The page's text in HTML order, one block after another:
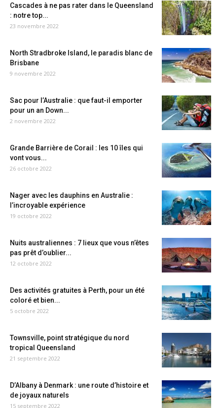
Cascades à ne pas rater dans le Queensland
: notre top...
23 novembre 2022
North Stradbroke Island, le paradis blanc de
Brisbane
9 novembre 2022
Sac pour l’Australie : que faut-il emporter
pour un an Down...
2 novembre 2022
Grande Barrière de Corail : les 10 îles qui
vont vous...
26 octobre 2022
Nager avec les dauphins en Australie :
l’incroyable expérience
19 octobre 2022
Nuits australiennes : 7 lieux que vous n’êtes
pas prêt d’oublier...
12 octobre 2022
Des activités gratuites à Perth, pour un été
coloré et bien...
5 octobre 2022
Townsville, point stratégique du nord
tropical Queensland
21 septembre 2022
D’Albany à Denmark : une route d’histoire et
de joyaux naturels
15 septembre 2022